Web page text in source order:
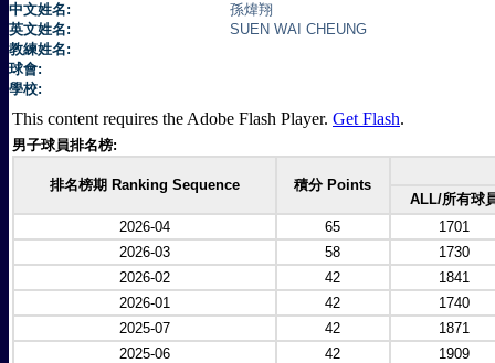
中文姓名:
孫煒翔
英文姓名:
SUEN WAI CHEUNG
教練姓名:
球會:
學校:
This content requires the Adobe Flash Player. Get Flash.
男子球員排名榜:
排名榜期 Ranking Sequence
積分 Points
ALL/所有球
2026-04
65
1701
2026-03
58
1730
2026-02
42
1841
2026-01
42
1740
2025-07
42
1871
2025-06
42
1909